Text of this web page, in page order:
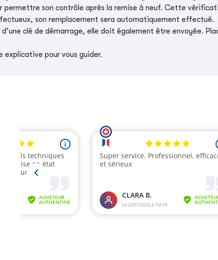
permettre son contrôle après la remise à neuf. Cette
son remplacement sera automatiquement effectué.
clé de démarrage, elle doit également être envoyée.
explicative pour vous guider.